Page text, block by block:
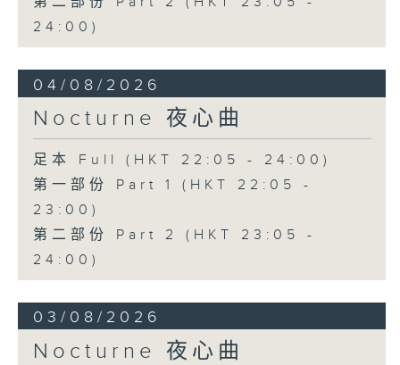
24:00)
04/08/2026
Nocturne 夜心曲
足本 Full (HKT 22:05 - 24:00)
第一部份 Part 1 (HKT 22:05 -
23:00)
第二部份 Part 2 (HKT 23:05 -
24:00)
03/08/2026
Nocturne 夜心曲